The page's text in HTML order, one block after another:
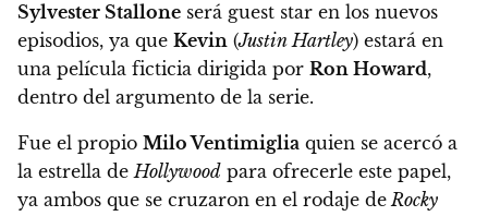
Sylvester Stallone será guest star en los nuevos
episodios, ya que Kevin (Justin Hartley) estará en
una película ficticia dirigida por Ron Howard,
dentro del argumento de la serie.
Fue el propio Milo Ventimiglia quien se acercó a
la estrella deHollywood para ofrecerle este papel,
ya ambos que se cruzaron en el rodaje deRocky